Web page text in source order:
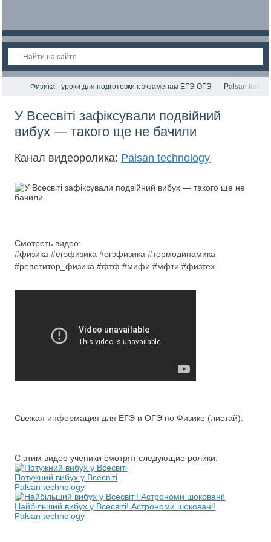
Физика - уроки для подготовки к экзаменам ЕГЭ ОГЭ Palsan
У Всесвіті зафіксували подвійний
вибух — такого ще не бачили
Канал видеоролика: Palsan technology
Смотреть видео:
#физика #егэфизика #огэфизика #термодинамика
#репетитор_физика #фтф #мифи #мфти #физтех
Свежая информация для ЕГЭ и ОГЭ по Физике (листай):
С этим видео ученики смотрят следующие ролики:
Потужний вибух у Всесвіті
Palsan technology
Найбільший вибух у Всесвіті! Астрономи шоковані!
Palsan technology